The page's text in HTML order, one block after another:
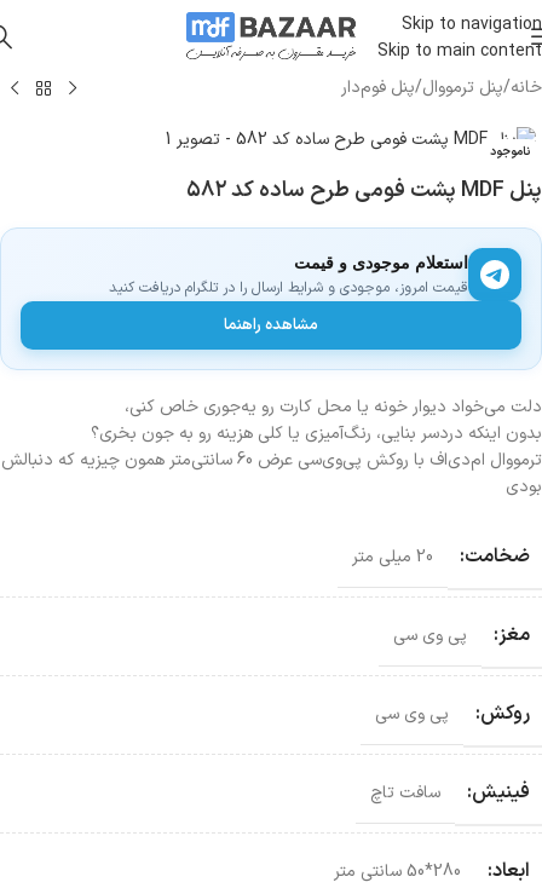
Skip to navigation
Skip to main content
خانه/پنل ترمووال/پنل فوم‌دار
ناموجود
پنل MDF پشت فومی طرح ساده کد ۵۸۲
استعلام موجودی و قیمت
قیمت امروز، موجودی و شرایط ارسال را در تلگرام دریافت کنید
مشاهده راهنما
دلت می‌خواد دیوار خونه یا محل کارت رو یه‌جوری خاص کنی،
بدون اینکه دردسر بنایی، رنگ‌آمیزی یا کلی هزینه رو به جون بخری؟
ترمووال ام‌دی‌اف با روکش پی‌وی‌سی عرض 60 سانتی‌متر همون چیزیه که دنبالش
بودی
ضخامت: 20 میلی متر
مغز: پی وی سی
روکش: پی وی سی
فینیش: سافت تاچ
ابعاد: 280*50 سانتی‌ متر